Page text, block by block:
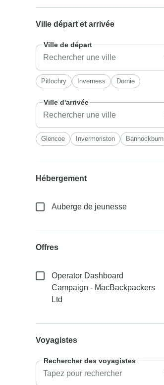
Ville départ et arrivée
Ville de départ
Pitlochry Inverness Dornie
Ville d'arrivée
Glencoe Invermoriston Bannockburn
Hébergement
Auberge de jeunesse
Offres
Operator Dashboard
Campaign - MacBackpackers
Ltd
Voyagistes
Rechercher des voyagistes